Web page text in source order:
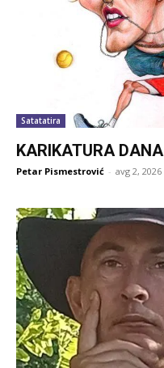
Satatatira
KARIKATURA DANA
Petar Pismestrović - avg 2, 2026